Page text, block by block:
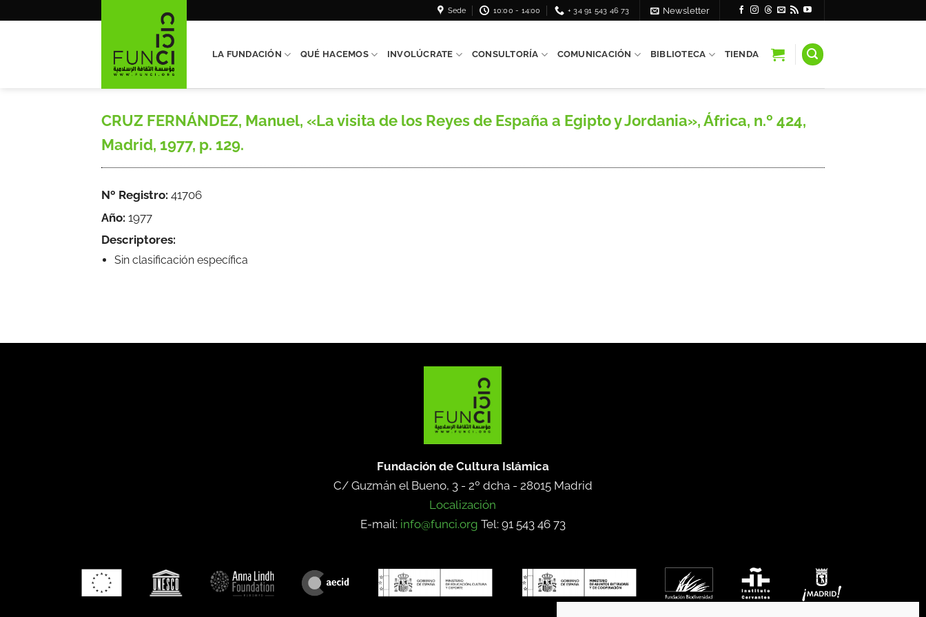
Sede 10:00 - 14:00 + 34 91 543 46 73 Newsletter
LA FUNDACIÓN QUÉ HACEMOS INVOLÚCRATE CONSULTORÍA COMUNICACIÓN BIBLIOTECA TIENDA
CRUZ FERNÁNDEZ, Manuel, «La visita de los Reyes de España a Egipto y Jordania», África, n.º 424,
Madrid, 1977, p. 129.
Nº Registro: 41706
Año: 1977
Descriptores:
Sin clasificación específica
Fundación de Cultura Islámica
C/ Guzmán el Bueno, 3 - 2º dcha - 28015 Madrid
Localización
E-mail: info@funci.org Tel: 91 543 46 73